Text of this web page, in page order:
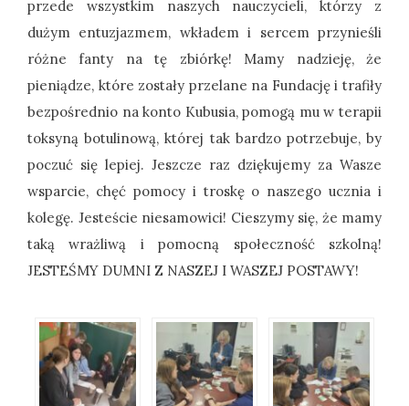
przede wszystkim naszych nauczycieli, którzy z
dużym entuzjazmem, wkładem i sercem przynieśli
różne fanty na tę zbiórkę! Mamy nadzieję, że
pieniądze, które zostały przelane na Fundację i trafiły
bezpośrednio na konto Kubusia, pomogą mu w terapii
toksyną botulinową, której tak bardzo potrzebuje, by
poczuć się lepiej. Jeszcze raz dziękujemy za Wasze
wsparcie, chęć pomocy i troskę o naszego ucznia i
kolegę. Jesteście niesamowici! Cieszymy się, że mamy
taką wrażliwą i pomocną społeczność szkolną!
JESTEŚMY DUMNI Z NASZEJ I WASZEJ POSTAWY!